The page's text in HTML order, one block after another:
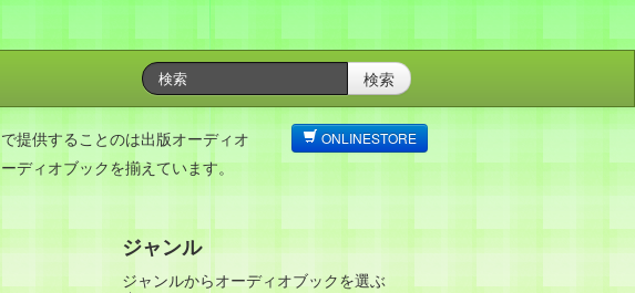
検索
提供することのは出版オーディオ
ディオブックを揃えています。
ONLINESTORE
ジャンル
ジャンルからオーディオブックを選ぶ